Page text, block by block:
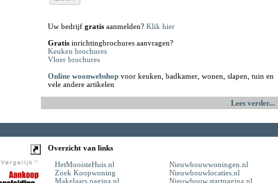
Uw bedrijf gratis aanmelden? Klik hier
Gratis inrichtingbrochures aanvragen?
Keuken brochures
Vloer brochures
Online woonwebshop voor keuken, badkamer, wonen, slapen, tuin en
vele andere artikelen
Lees verder...
Overzicht van links
HetMooisteHuis.nl
Nieuwbouwwoningen.nl
Zoek Koopwoning
Nieuwbouwlocaties.nl
Makelaars.pagina.nl
Nieuwbouw.startpagina.nl